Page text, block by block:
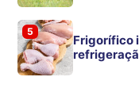
5
Frigorífico